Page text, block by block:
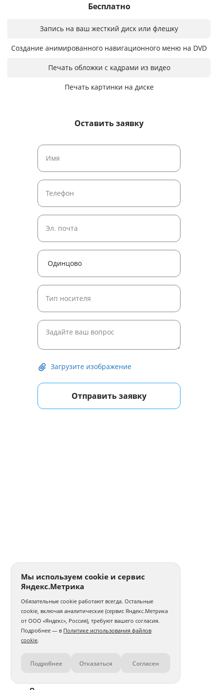
Бесплатно
Запись на ваш жесткий диск или флешку
Создание анимированного навигационного меню на DVD
Печать обложки с кадрами из видео
Печать картинки на диске
Оставить заявку
Загрузите изображение
Отправить заявку
Контакты
Мы используем cookie и сервис
Яндекс.Метрика
Обязательные cookie работают всегда. Остальные
cookie, включая аналитические (сервис Яндекс.Метрика
от ООО «Яндекс», Россия), требуют вашего согласия.
Подробнее — в Политике использования файлов
cookie.
Подробнее Отказаться Согласен